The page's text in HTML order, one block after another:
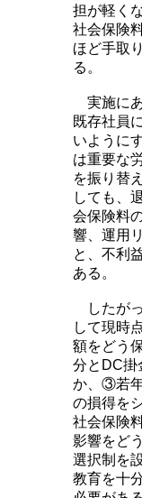
担が軽く
社会保険
ほど手取
る。
実施にあ
既存社員
いように
は重要な
を振り替
しても、
会保険料
響、運用
と、不利
ある。
したが
して現時
額をどう
分とDC掛
か、③若
の損得を
社会保険
影響をど
選択制を
教育を十